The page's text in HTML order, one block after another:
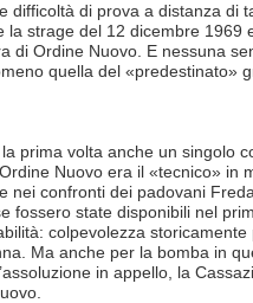
difficoltà di prova a distanza di
strage del 12 dicembre 1969
di Ordine Nuovo. E nessuna
quella del «predestinato»
prima volta anche un singolo
Nuovo era il «tecnico» in
nei confronti dei padovani
fossero state disponibili nel
colpevolezza storicamente
Ma anche per la bomba in
in appello, la